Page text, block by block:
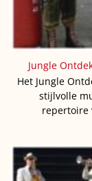
Jungle
Het Jungle
stijlvolle
repertoire